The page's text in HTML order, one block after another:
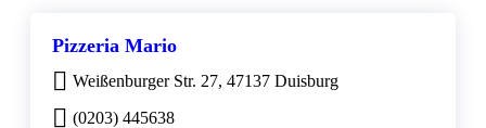
Pizzeria Mario
Weißenburger Str. 27, 47137 Duisburg
(0203) 445638